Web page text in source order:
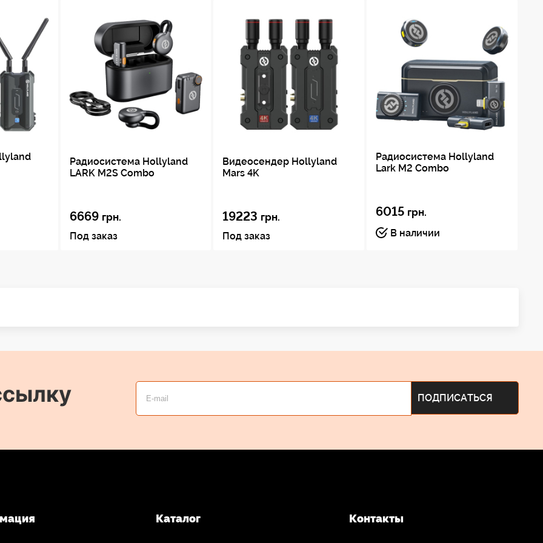
микрофонами
Радиосистема Hollyland
LARK M2S Combo
6669 грн.
Под заказ
Видеосендер Hollyland
Mars 4K
19223 грн.
Под заказ
Радиосистема Hollyland
Lark M2 Combo
6015 грн.
В наличии
Каталог Контакты